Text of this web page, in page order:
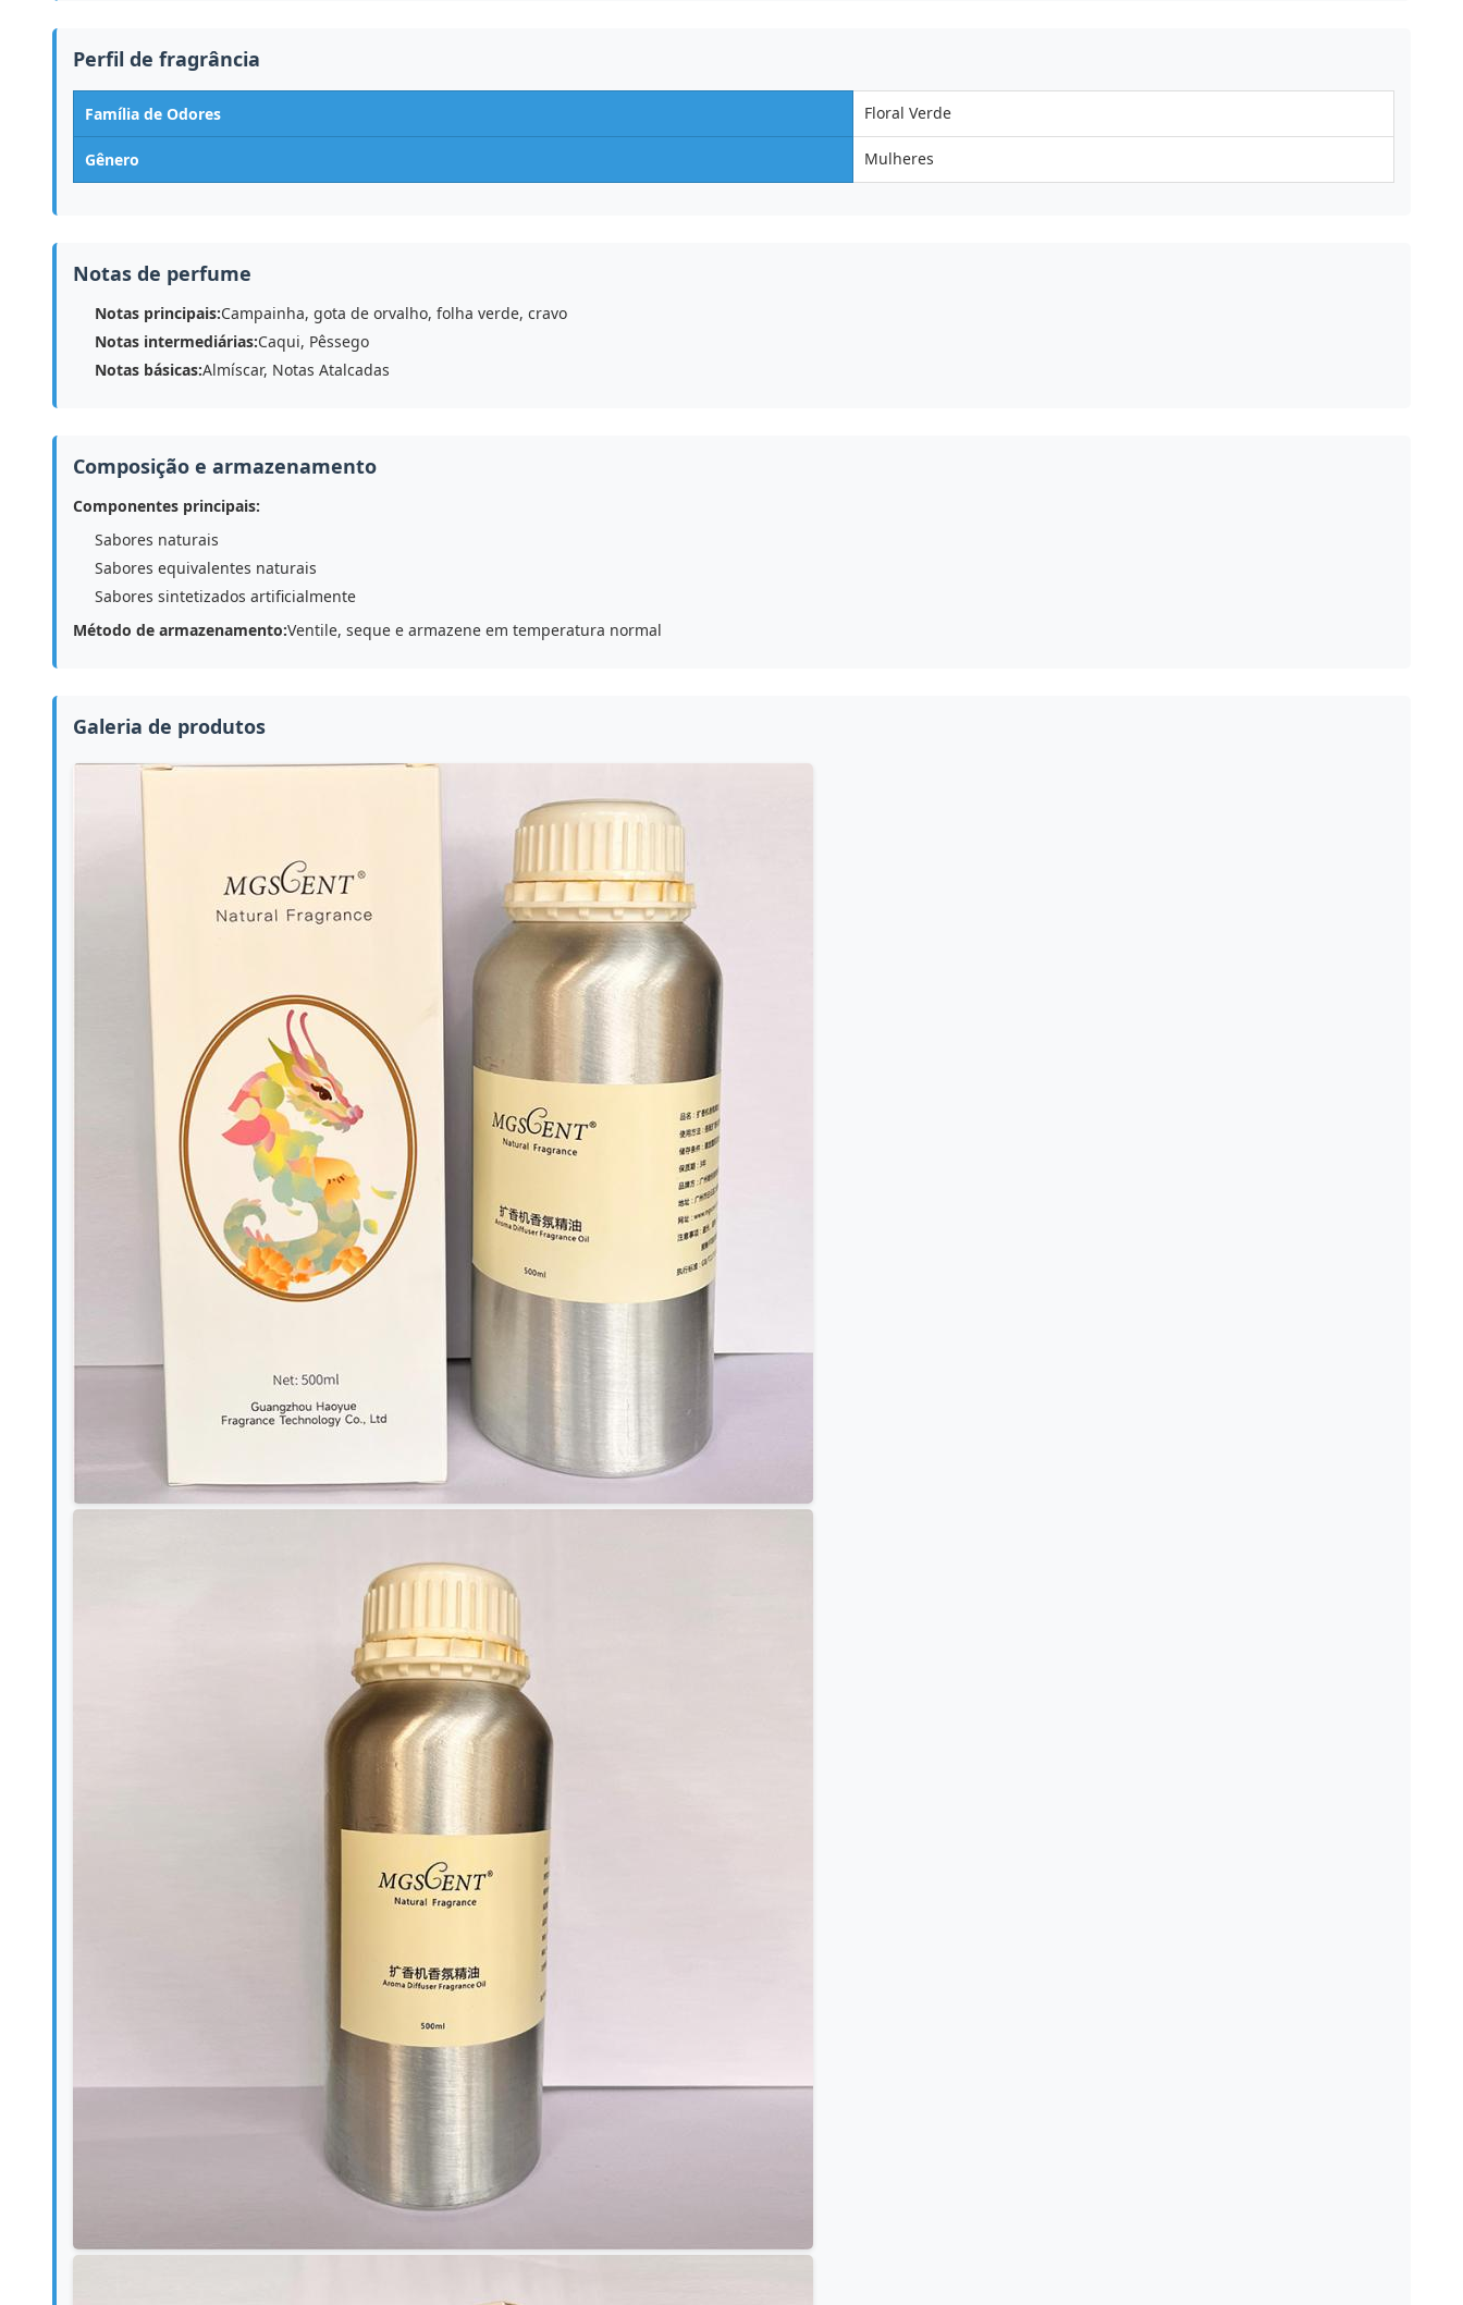
Perfil de fragrância
Família de Odores Floral Verde
Gênero Mulheres
Notas de perfume
Notas principais:Campainha, gota de orvalho, folha verde, cravo
Notas intermediárias:Caqui, Pêssego
Notas básicas:Almíscar, Notas Atalcadas
Composição e armazenamento
Componentes principais:
Sabores naturais
Sabores equivalentes naturais
Sabores sintetizados artificialmente
Método de armazenamento:Ventile, seque e armazene em temperatura normal
Galeria de produtos